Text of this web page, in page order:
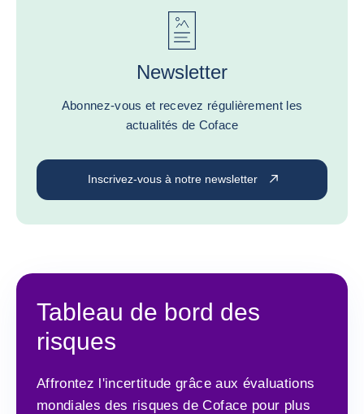
Newsletter
Abonnez-vous et recevez régulièrement les
actualités de Coface
Inscrivez-vous à notre newsletter
Tableau de bord des
risques
Affrontez l'incertitude grâce aux évaluations
mondiales des risques de Coface pour plus